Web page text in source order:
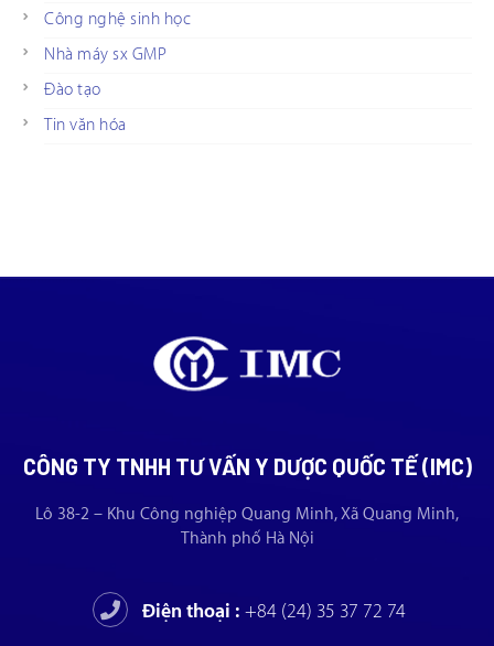
Công nghệ sinh học
Nhà máy sx GMP
Đào tạo
Tin văn hóa
CÔNG TY TNHH TƯ VẤN Y DƯỢC QUỐC TẾ (IMC)
Lô 38-2 – Khu Công nghiệp Quang Minh, Xã Quang Minh,
Thành phố Hà Nội
Điện thoại : +84 (24) 35 37 72 74